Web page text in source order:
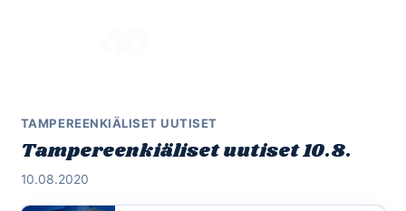
TAMPEREENKIÄLISET UUTISET
Tampereenkiäliset uutiset 10.8.
10.08.2020